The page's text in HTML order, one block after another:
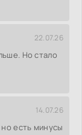
22.07.26
Но стало
14.07.26
есть минусы